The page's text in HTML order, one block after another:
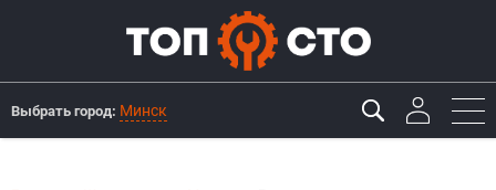
Выбрать город: Минск